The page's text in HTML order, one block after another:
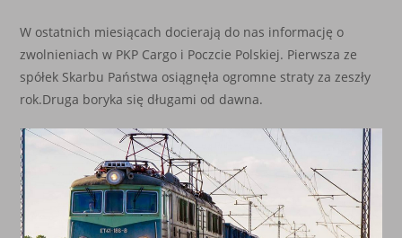
W ostatnich miesiącach docierają do nas informację o
zwolnieniach w PKP Cargo i Poczcie Polskiej. Pierwsza ze
spółek Skarbu Państwa osiągnęła ogromne straty za zeszły
rok.Druga boryka się długami od dawna.